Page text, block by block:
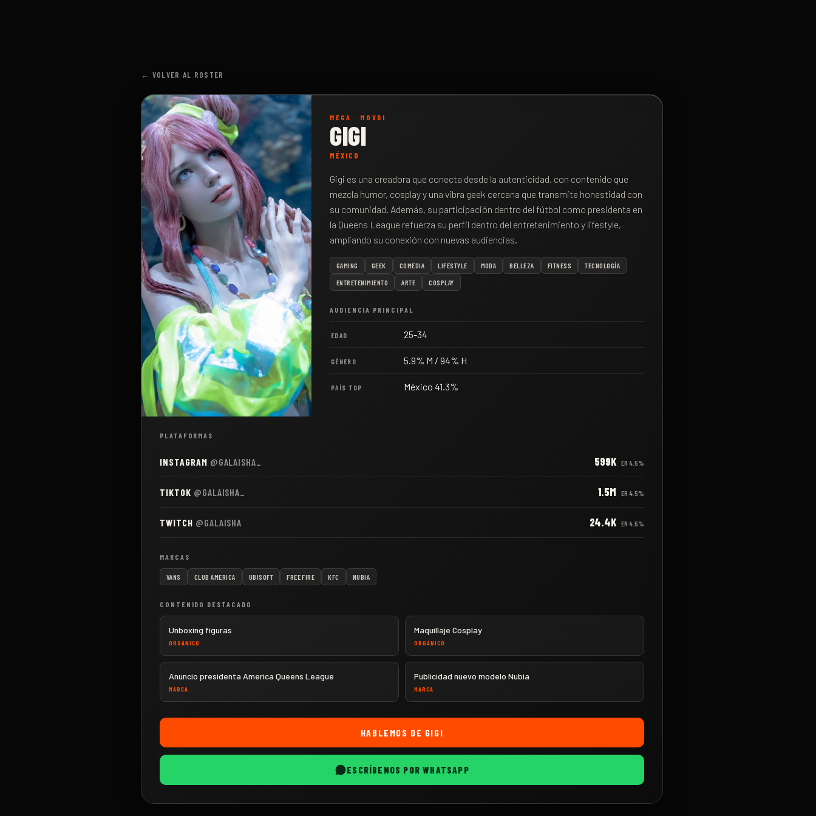
← VOLVER AL ROSTER
MEGA · MOVDI
GIGI
MÉXICO
Gigi es una creadora que conecta desde la autenticidad, con contenido que
mezcla humor, cosplay y una vibra geek cercana que transmite honestidad con
su comunidad. Además, su participación dentro del fútbol como presidenta en
la Queens League refuerza su perfil dentro del entretenimiento y lifestyle,
ampliando su conexión con nuevas audiencias.
GAMING GEEK COMEDIA LIFESTYLE MODA BELLEZA FITNESS
TECNOLOGÍA
ENTRETENIMIENTO
ARTE COSPLAY
AUDIENCIA PRINCIPAL
EDAD 25-34
GÉNERO 5.9% M / 94% H
PAÍS TOP México 41.3%
PLATAFORMAS
INSTAGRAM @GALAISHA_ 599K ER 4.5%
TIKTOK @GALAISHA_ 1.5M ER 4.5%
TWITCH @GALAISHA 24.4K ER 4.5%
MARCAS
VANS CLUB AMERICA UBISOFT FREE FIRE KFC NUBIA
CONTENIDO DESTACADO
Unboxing figuras
ORGÁNICO
Maquillaje Cosplay
ORGÁNICO
Anuncio presidenta America Queens League
MARCA
Publicidad nuevo modelo Nubia
MARCA
HABLEMOS DE GIGI
ESCRÍBENOS POR WHATSAPP